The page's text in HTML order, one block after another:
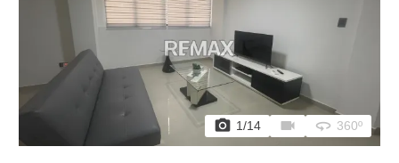
photo_camera 1/14 videocam 360 360º